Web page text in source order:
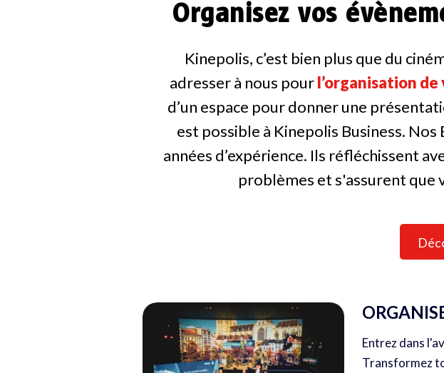
Organisez vos
Kinepolis, c’est bien plus que du
adresser à nous pourl’organisation
d’un espace pour donner une
est possible à Kinepolis Business.
années d’expérience. Ils réfléchissent
problèmes et s'assurent que
Entrez dans
Transformez